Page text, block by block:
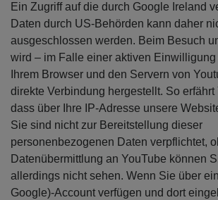
Ein Zugriff auf die durch Google Ireland
Daten durch US-Behörden kann daher
ausgeschlossen werden. Beim Besuch
wird – im Falle einer aktiven
Ihrem Browser und den Servern von
direkte Verbindung hergestellt. So erfährt
dass über Ihre IP-Adresse unsere
Sie sind nicht zur Bereitstellung dieser
personenbezogenen Daten verpflichtet,
Datenübermittlung an YouTube können
allerdings nicht sehen. Wenn Sie über
Google)-Account verfügen und dort